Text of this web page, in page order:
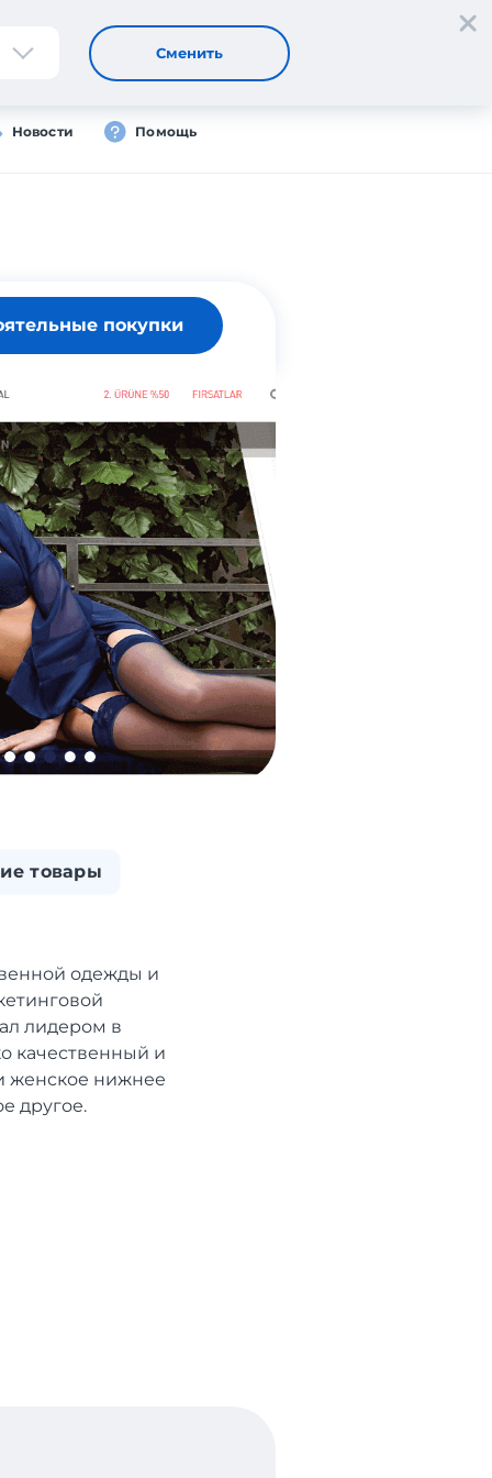
Регистрация
Новости Помощь
Сменить
покупки
товары
одежды и
лидером в
качественный и
женское нижнее
другое.